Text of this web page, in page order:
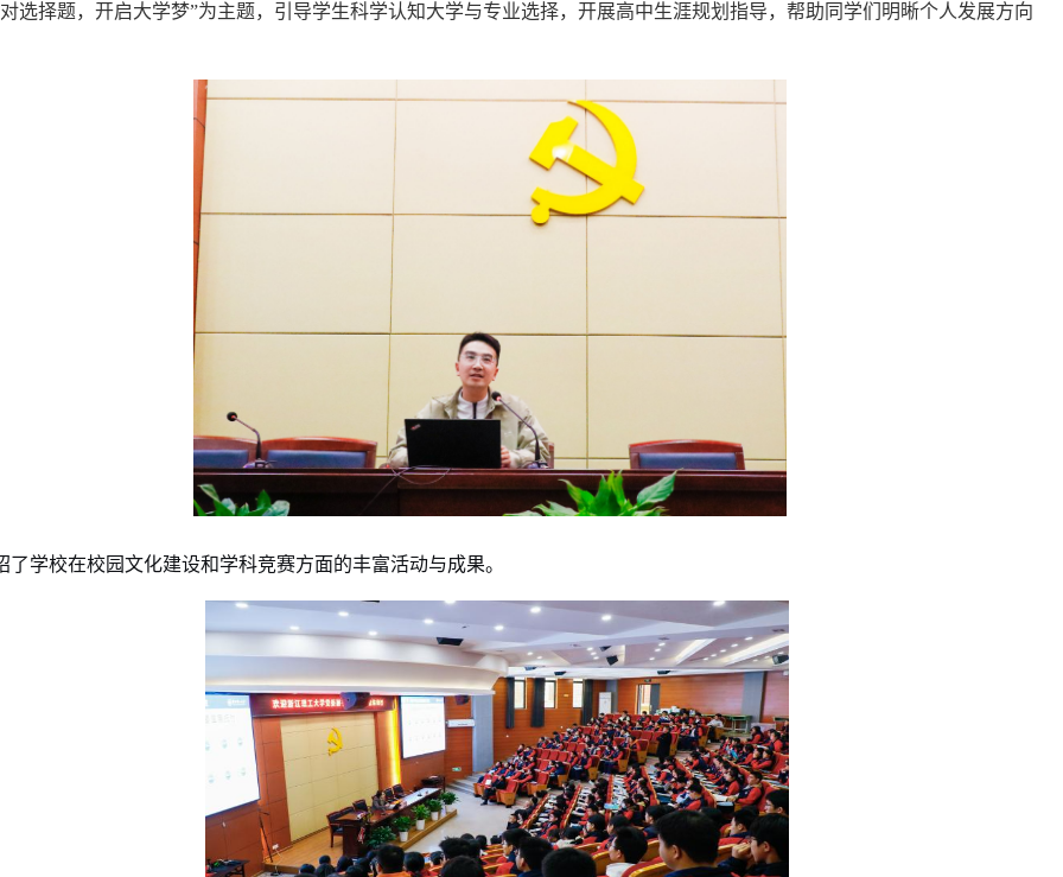
选择题，开启大学梦”为主题，引导学生科学认知大学与专业选择，开展高中生涯规划指导，帮助同学们明晰个人发展方向
了学校在校园文化建设和学科竞赛方面的丰富活动与成果。